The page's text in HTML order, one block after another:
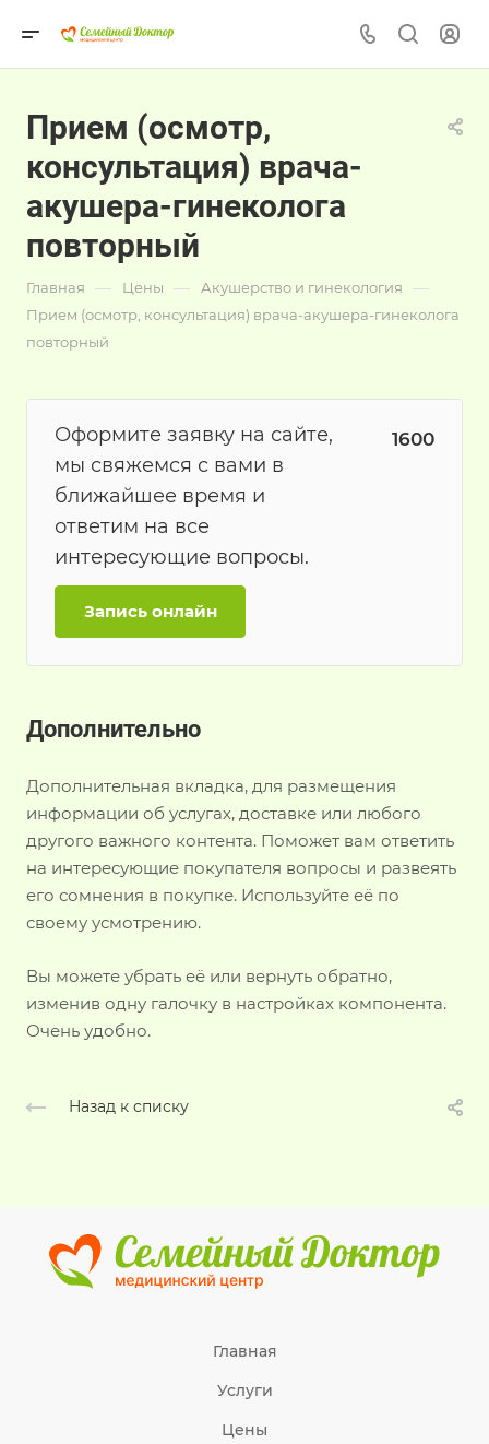
Прием (осмотр,
консультация) врача-
акушера-гинеколога
повторный
Главная — Цены — Акушерство и гинекология —
Прием (осмотр, консультация) врача-акушера-гинеколога
повторный
Оформите заявку на сайте,
мы свяжемся с вами в
ближайшее время и
ответим на все
интересующие вопросы.
1600
Запись онлайн
Дополнительно
Дополнительная вкладка, для размещения
информации об услугах, доставке или любого
другого важного контента. Поможет вам ответить
на интересующие покупателя вопросы и развеять
его сомнения в покупке. Используйте её по
своему усмотрению.
Вы можете убрать её или вернуть обратно,
изменив одну галочку в настройках компонента.
Очень удобно.
Назад к списку
Главная
Услуги
Цены